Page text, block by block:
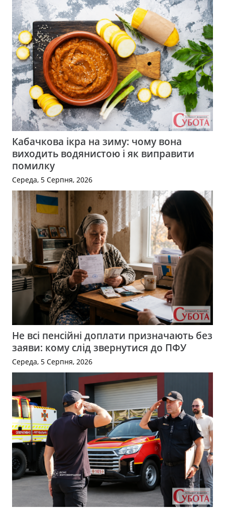
Кабачкова ікра на зиму: чому вона
виходить водянистою і як виправити
помилку
Середа, 5 Серпня, 2026
Не всі пенсійні доплати призначають без
заяви: кому слід звернутися до ПФУ
Середа, 5 Серпня, 2026